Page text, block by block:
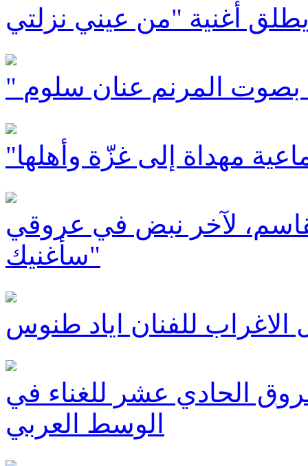
بصوت المرنم عنان سلوم
مهداة إلى غزّة وأهلها
لآخر نبض في عروقي
سأغنيك"
الاغراب للفنان اياد طنوس
الحادي عشر للغناء في
الوسط العربي